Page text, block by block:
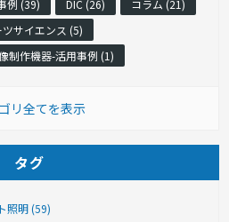
例 (39)
DIC (26)
コラム (21)
ツサイエンス (5)
制作機器-活用事例 (1)
リ全てを表示
タグ
照明 (59)